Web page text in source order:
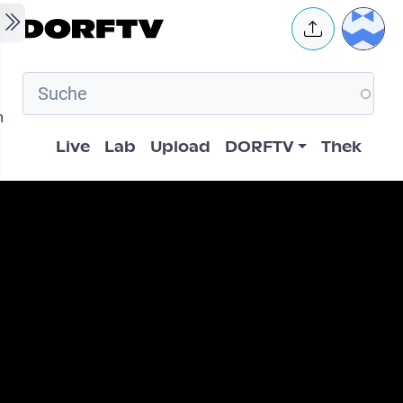
Skip to main content User
Hauptnavigation
Live Lab Upload DORFTV Thek